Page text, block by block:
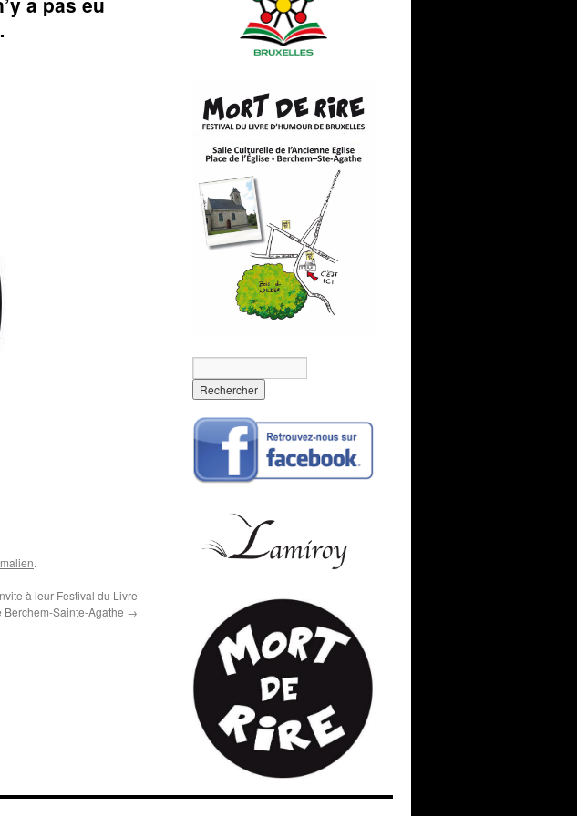
.
à leur Festival du Livre
Berchem-Sainte-Agathe →